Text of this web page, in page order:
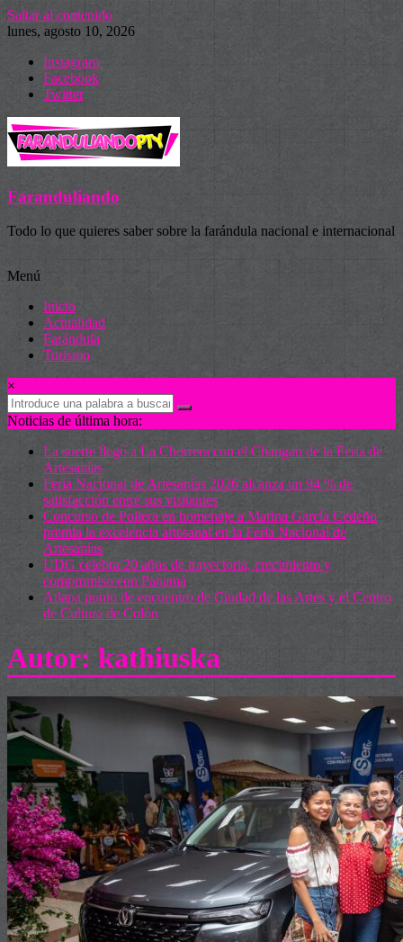
Saltar al contenido
lunes, agosto 10, 2026
Instagram
Facebook
Twitter
Faranduliando
Todo lo que quieres saber sobre la farándula nacional e internacional
Menú
Inicio
Actualidad
Farándula
Turismo
×
Noticias de última hora:
La suerte llegó a La Chorrera con el Changan de la Feria de
Artesanías
Feria Nacional de Artesanías 2026 alcanza un 94 % de
satisfacción entre sus visitantes
Concurso de Pollera en homenaje a Marina García Cedeño
premia la excelencia artesanal en la Feria Nacional de
Artesanías
UDG celebra 20 años de trayectoria, crecimiento y
compromiso con Panamá
Atlapa punto de encuentro de Ciudad de las Artes y el Centro
de Cultura de Colón
Autor: kathiuska